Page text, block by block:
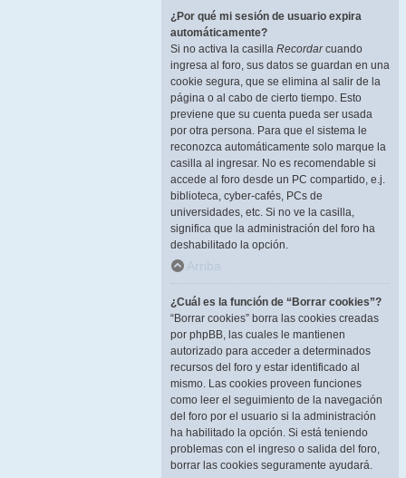
¿Por qué mi sesión de usuario expira
automáticamente?
Si no activa la casilla Recordarcuando
ingresa al foro, sus datos se guardan en una
cookie segura, que se elimina al salir de la
página o al cabo de cierto tiempo. Esto
previene que su cuenta pueda ser usada
por otra persona. Para que el sistema le
reconozca automáticamente solo marque la
casilla al ingresar. No es recomendable si
accede al foro desde un PC compartido, e.j.
biblioteca, cyber-cafés, PCs de
universidades, etc. Si no ve la casilla,
significa que la administración del foro ha
deshabilitado la opción.
Arriba
¿Cuál es la función de “Borrar cookies”?
“Borrar cookies” borra las cookies creadas
por phpBB, las cuales le mantienen
autorizado para acceder a determinados
recursos del foro y estar identificado al
mismo. Las cookies proveen funciones
como leer el seguimiento de la navegación
del foro por el usuario si la administración
ha habilitado la opción. Si está teniendo
problemas con el ingreso o salida del foro,
borrar las cookies seguramente ayudará.